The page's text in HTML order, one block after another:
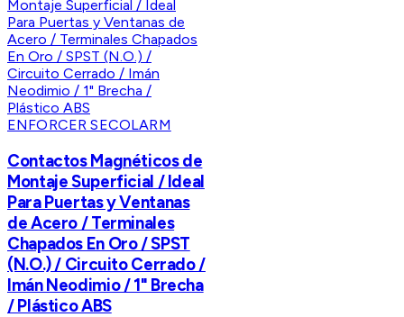
ENFORCER SECOLARM
Contactos Magnéticos de
Montaje Superficial / Ideal
Para Puertas y Ventanas
de Acero / Terminales
Chapados En Oro / SPST
(N.O.) / Circuito Cerrado /
Imán Neodimio / 1" Brecha
/ Plástico ABS